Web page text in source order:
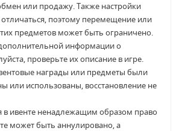
или продажу. Также настройки
поэтому перемещение или
предметов может быть ограничено.
информации о
проверьте их описание в игре.
награды или предметы были
или использованы, восстановление не
в ивенте ненадлежащим образом право
может быть аннулировано, а